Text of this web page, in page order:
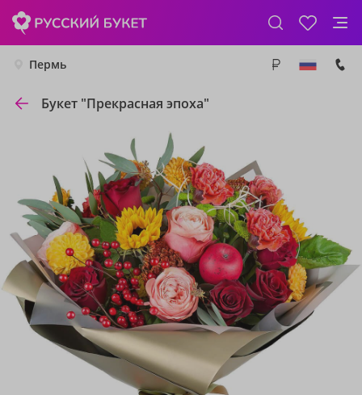
Пермь
Букет "Прекрасная эпоха"